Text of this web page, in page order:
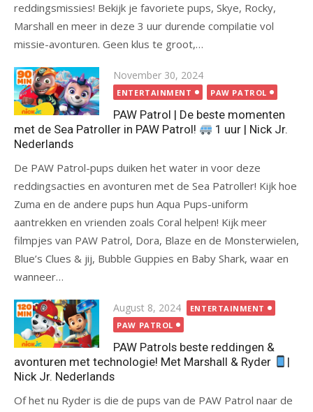
reddingsmissies! Bekijk je favoriete pups, Skye, Rocky,
Marshall en meer in deze 3 uur durende compilatie vol
missie-avonturen. Geen klus te groot,…
Posted
on
November 30, 2024
ENTERTAINMENT PAW PATROL
PAW Patrol | De beste momenten
met de Sea Patroller in PAW Patrol!
1 uur | Nick Jr.
Nederlands
De PAW Patrol-pups duiken het water in voor deze
reddingsacties en avonturen met de Sea Patroller! Kijk hoe
Zuma en de andere pups hun Aqua Pups-uniform
aantrekken en vrienden zoals Coral helpen! Kijk meer
filmpjes van PAW Patrol, Dora, Blaze en de Monsterwielen,
Blue’s Clues & jij, Bubble Guppies en Baby Shark, waar en
wanneer…
Posted
on
August 8, 2024
ENTERTAINMENT
PAW PATROL
PAW Patrols beste reddingen &
avonturen met technologie! Met Marshall & Ryder
|
Nick Jr. Nederlands
Of het nu Ryder is die de pups van de PAW Patrol naar de